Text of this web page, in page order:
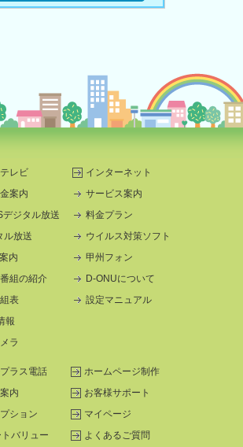
レビ
案内
デジタル放送
ル放送
内
組の紹介
表
報
ラ
インターネット
サービス案内
料金プラン
ウイルス対策ソフト
甲州フォン
D-ONUについて
設定マニュアル
ラス電話
内
ション
バリュー
ホームページ制作
お客様サポート
マイページ
よくあるご質問